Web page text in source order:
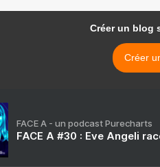
Créer un blog
Créer
FACE A - un podcast Purecharts
FACE A #30 : Eve Angeli